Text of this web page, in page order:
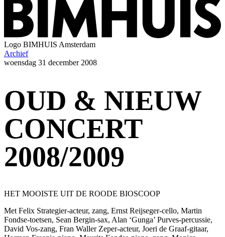
Logo BIMHUIS Amsterdam
Archief
woensdag 31 december 2008
OUD & NIEUW
CONCERT
2008/2009
HET MOOISTE UIT DE ROODE BIOSCOOP
Met Felix Strategier-acteur, zang, Ernst Reijseger-cello, Martin
Fondse-toetsen, Sean Bergin-sax, Alan ‘Gunga’ Purves-percussie,
David Vos-zang, Fran Waller Zeper-acteur, Joeri de Graaf-gitaar,